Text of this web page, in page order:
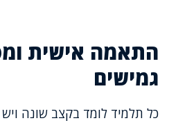
התאמה אישית
גמישים
כל תלמיד לומד בקצב שונה ויש